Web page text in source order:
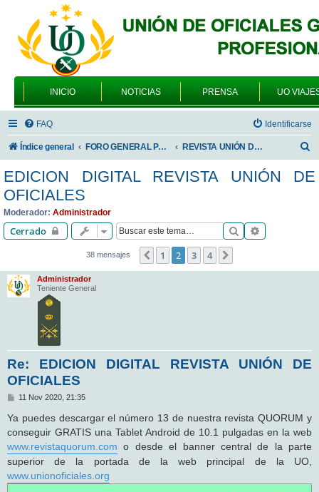
INICIO NOTICIAS PRENSA UO
FAQ Identificarse
Índice general FORO GENERAL PARA TODOS LOS USUARIOS REVISTA UNIÓN DE OFICIALES
s
EDICION DIGITAL REVISTA UNIÓN DE
OFICIALES
Moderador: Administrador
Cerrado Buscar
38 mensajes Anterior
1 2 3 4
Administrador
Teniente General
Re: EDICION DIGITAL REVISTA UNIÓN DE
OFICIALES
M
n
s
a
e
11 Nov 2020, 21:35
Ya puedes descargar el número 13 de nuestra revista QUORUM y
conseguir GRATIS una Tablet Android de 10.1 pulgadas en la web
www.revistaquorum.com o desde el banner central de la parte
superior de la portada de la web principal de la UO,
www.unionoficiales.org